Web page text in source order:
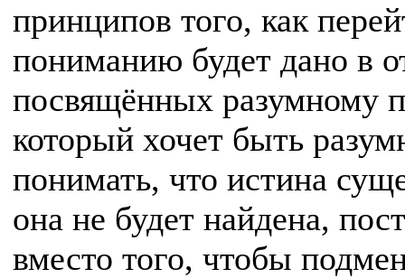
принципов того, как
пониманию будет дано в
посвящённых разумному
который хочет быть
понимать, что истина
она не будет найдена,
вместо того, чтобы